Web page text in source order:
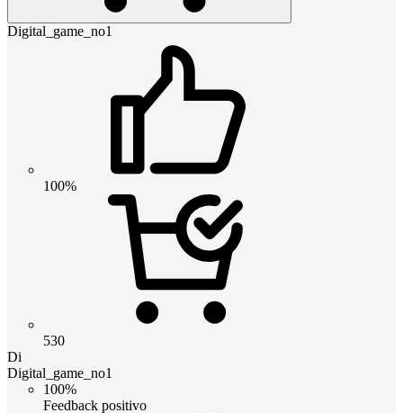
Digital_game_no1
100%
530
Di
Digital_game_no1
100%
Feedback positivo